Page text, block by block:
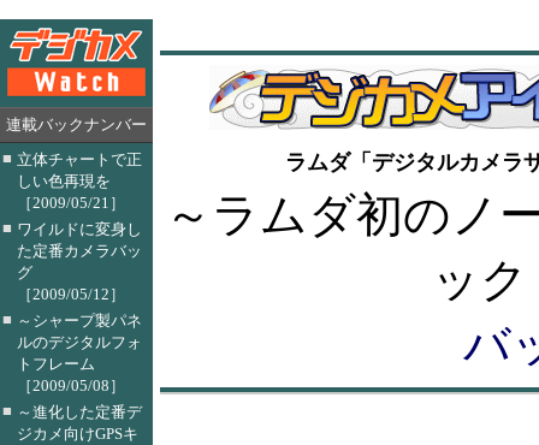
連載バックナンバー
■ 立体チャートで正
しい色再現を
［2009/05/21］
■ ワイルドに変身し
た定番カメラバッ
グ
［2009/05/12］
■ ～シャープ製パネ
ルのデジタルフォ
トフレーム
［2009/05/08］
■ ～進化した定番デ
ジカメ向けGPSキ
ラムダ「デジタルカメラ
～ラムダ初のノ
ック
バ